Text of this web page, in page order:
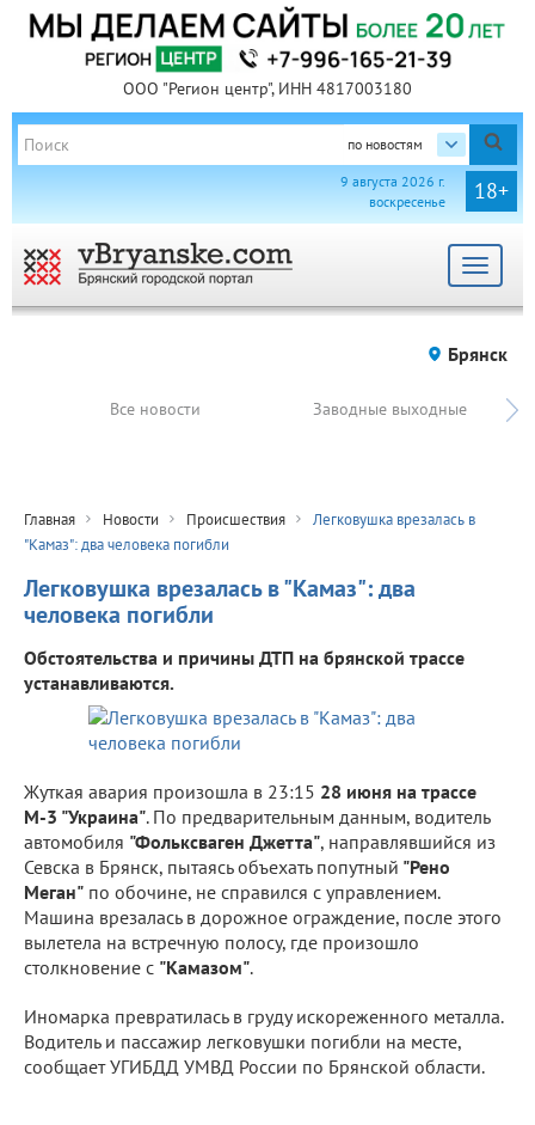
ООО "Регион центр", ИНН 4817003180
по новостям
18+
9 августа 2026 г.
воскресенье
Toggle
Брянск
Все новости Заводные выходные
Главная Новости Происшествия
Легковушка врезалась в
"Камаз": два человека погибли
Легковушка врезалась в "Камаз": два
человека погибли
Обстоятельства и причины ДТП на брянской трассе
устанавливаются.
Жуткая авария произошла в 23:15 28 июня на трассе
М-3 "Украина". По предварительным данным, водитель
автомобиля "Фольксваген Джетта", направлявшийся из
Севска в Брянск, пытаясь объехать попутный "Рено
Меган" по обочине, не справился с управлением.
Машина врезалась в дорожное ограждение, после этого
вылетела на встречную полосу, где произошло
столкновение с "Камазом".
Иномарка превратилась в груду искореженного металла.
Водитель и пассажир легковушки погибли на месте,
сообщает УГИБДД УМВД России по Брянской области.